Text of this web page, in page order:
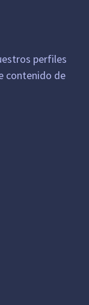
perfiles
contenido de